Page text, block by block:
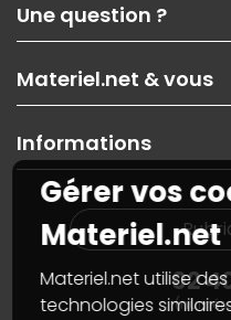
Nos services
Les magasins Materiel.net
Nos solutions pour les pros
Contactez-nous
Une question ?
Paiement, livraison
Garanties,Pack Zen
SAV, demander un retour
Informations
Guides d'achats et
Materiel.net & vous
On rachète votre carte
PC sur mesure : Votre
Notre démarche
Materiel.net recrute
Notre programme
Partenariat & Sponsoring
Informations
Plan du site
Nos marques
Conditions générales de
Informations légales
Données personnelleset
02
Gérer vos
Materiel.net
Materiel.net utilise
technologies